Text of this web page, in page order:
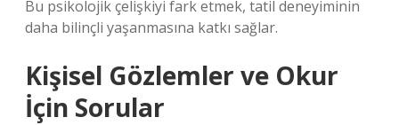
Bu psikolojik çelişkiyi fark etmek, tatil deneyiminin
daha bilinçli yaşanmasına katkı sağlar.
Kişisel Gözlemler ve Okur
İçin Sorular